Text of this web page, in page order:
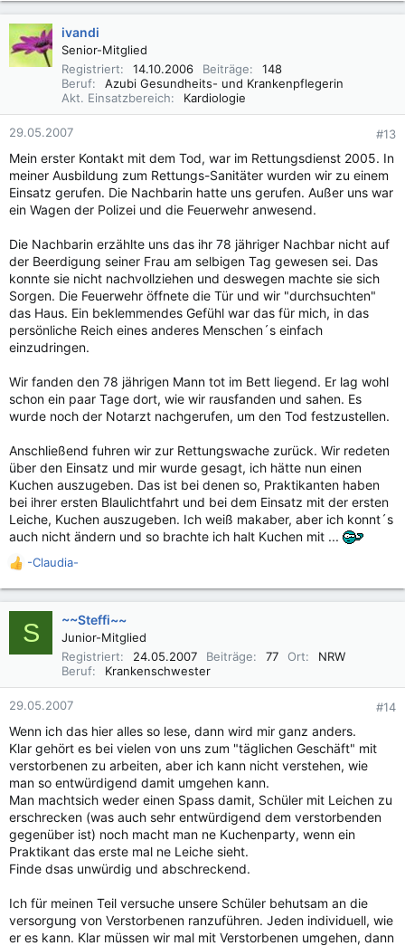
ivandi
Senior-Mitglied
Registriert
14.10.2006 Beiträge
148
Beruf
Azubi Gesundheits- und Krankenpflegerin
Akt. Einsatzbereich
Kardiologie
29.05.2007 #13
Mein erster Kontakt mit dem Tod, war im Rettungsdienst 2005. In
meiner Ausbildung zum Rettungs-Sanitäter wurden wir zu einem
Einsatz gerufen. Die Nachbarin hatte uns gerufen. Außer uns war
ein Wagen der Polizei und die Feuerwehr anwesend.
Die Nachbarin erzählte uns das ihr 78 jähriger Nachbar nicht auf
der Beerdigung seiner Frau am selbigen Tag gewesen sei. Das
konnte sie nicht nachvollziehen und deswegen machte sie sich
Sorgen. Die Feuerwehr öffnete die Tür und wir "durchsuchten"
das Haus. Ein beklemmendes Gefühl war das für mich, in das
persönliche Reich eines anderes Menschen´s einfach
einzudringen.
Wir fanden den 78 jährigen Mann tot im Bett liegend. Er lag wohl
schon ein paar Tage dort, wie wir rausfanden und sahen. Es
wurde noch der Notarzt nachgerufen, um den Tod festzustellen.
Anschließend fuhren wir zur Rettungswache zurück. Wir redeten
über den Einsatz und mir wurde gesagt, ich hätte nun einen
Kuchen auszugeben. Das ist bei denen so, Praktikanten haben
bei ihrer ersten Blaulichtfahrt und bei dem Einsatz mit der ersten
Leiche, Kuchen auszugeben. Ich weiß makaber, aber ich konnt´s
auch nicht ändern und so brachte ich halt Kuchen mit ...
R
e
a
e
:
-Claudia-
S ~~Steffi~~
Junior-Mitglied
Registriert
24.05.2007 Beiträge 77 Ort
NRW
Beruf
Krankenschwester
29.05.2007 #14
Wenn ich das hier alles so lese, dann wird mir ganz anders.
Klar gehört es bei vielen von uns zum "täglichen Geschäft" mit
verstorbenen zu arbeiten, aber ich kann nicht verstehen, wie
man so entwürdigend damit umgehen kann.
Man machtsich weder einen Spass damit, Schüler mit Leichen zu
erschrecken (was auch sehr entwürdigend dem verstorbenden
gegenüber ist) noch macht man ne Kuchenparty, wenn ein
Praktikant das erste mal ne Leiche sieht.
Finde dsas unwürdig und abschreckend.
Ich für meinen Teil versuche unsere Schüler behutsam an die
versorgung von Verstorbenen ranzuführen. Jeden individuell, wie
er es kann. Klar müssen wir mal mit Verstorbenen umgehen, dann